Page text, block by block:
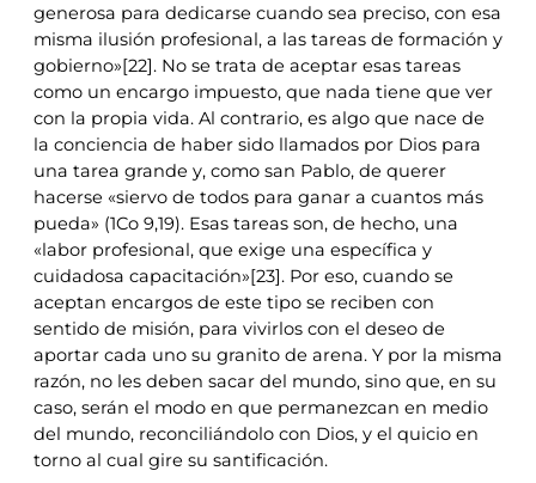
generosa para dedicarse cuando sea preciso, con esa
misma ilusión profesional, a las tareas de formación y
gobierno»[22]. No se trata de aceptar esas tareas
como un encargo impuesto, que nada tiene que ver
con la propia vida. Al contrario, es algo que nace de
la conciencia de haber sido llamados por Dios para
una tarea grande y, como san Pablo, de querer
hacerse «siervo de todos para ganar a cuantos más
pueda» (1Co 9,19). Esas tareas son, de hecho, una
«labor profesional, que exige una específica y
cuidadosa capacitación»[23]. Por eso, cuando se
aceptan encargos de este tipo se reciben con
sentido de misión, para vivirlos con el deseo de
aportar cada uno su granito de arena. Y por la misma
razón, no les deben sacar del mundo, sino que, en su
caso, serán el modo en que permanezcan en medio
del mundo, reconciliándolo con Dios, y el quicio en
torno al cual gire su santificación.